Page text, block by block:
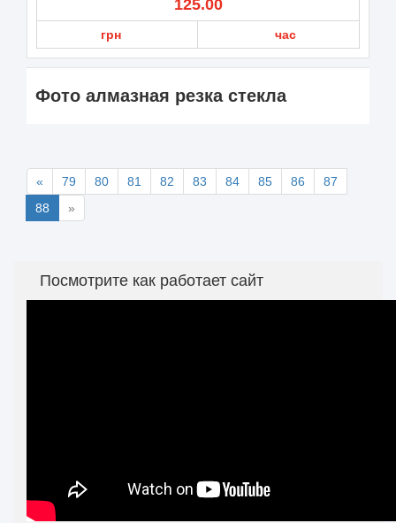
125.00
грн час
Фото алмазная резка стекла
« 79 80 81 82 83 84 85 86
87
88
»
Посмотрите как работает сайт